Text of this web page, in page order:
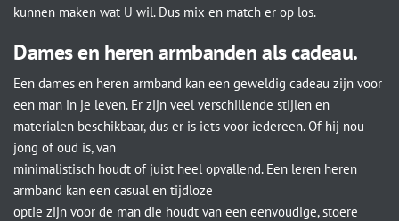
kunnen maken wat U wil. Dus mix en match er op los.
Dames en heren armbanden als cadeau.
Een dames en heren armband kan een geweldig cadeau zijn voor
een man in je leven. Er zijn veel verschillende stijlen en
materialen beschikbaar, dus er is iets voor iedereen. Of hij nou
jong of oud is, van
minimalistisch houdt of juist heel opvallend. Een leren heren
armband kan een casual en tijdloze
optie zijn voor de man die houdt van een eenvoudige, stoere